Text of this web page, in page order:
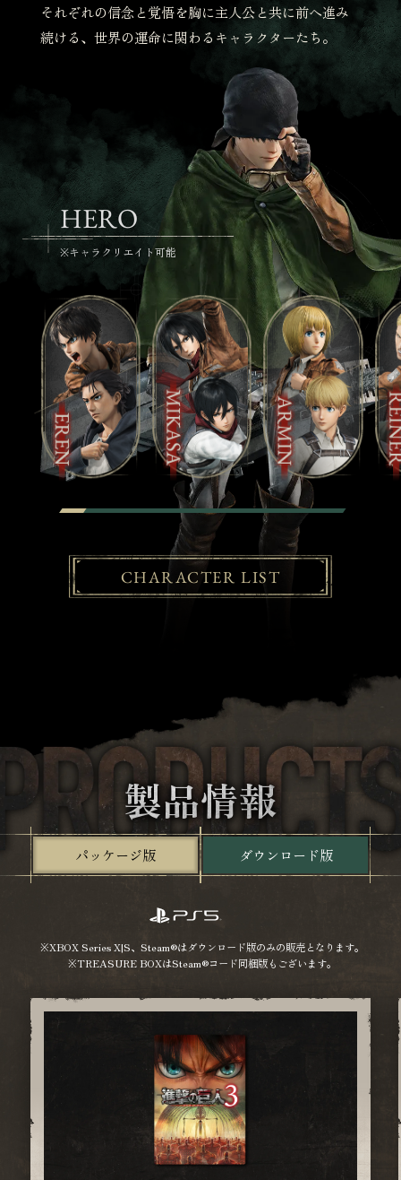
HERO
※キャラクリエイト可能
それぞれの信念と覚悟を胸に主人公と共に前へ進み
続ける、 世界の運命に関わるキャラクターたち。
CHARACTER LIST
製品情報
パッケージ版 ダウンロード版
XBOX Series X|S、Steam®はダウンロード版のみの販売となります。
TREASURE BOXはSteam®コード同梱版もございます。